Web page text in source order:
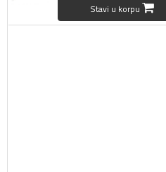
Stavi u korpu